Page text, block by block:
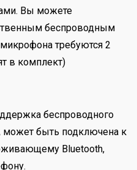
Вы можете
беспроводным
требуются 2
в комплект)
беспроводного
может быть подключена к
Bluetooth,